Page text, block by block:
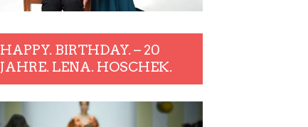
HAPPY. BIRTHDAY. – 20
JAHRE. LENA. HOSCHEK.